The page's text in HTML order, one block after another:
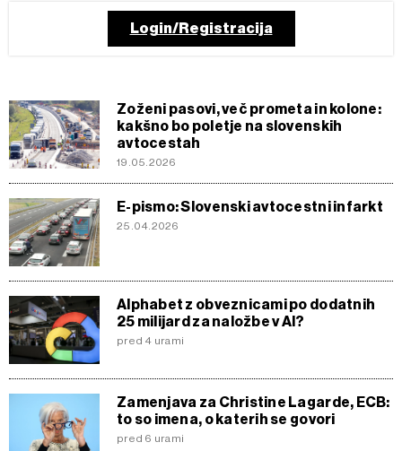
Login/Registracija
Zoženi pasovi, več prometa in kolone:
kakšno bo poletje na slovenskih
avtocestah
19.05.2026
E-pismo: Slovenski avtocestni infarkt
25.04.2026
Alphabet z obveznicami po dodatnih
25 milijard za naložbe v AI?
pred 4 urami
Zamenjava za Christine Lagarde, ECB:
to so imena, o katerih se govori
pred 6 urami